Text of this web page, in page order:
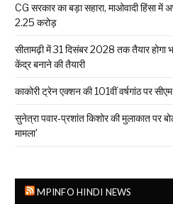
CG सरकार का बड़ा सहारा, माओवादी हिंसा में
₹2.25 करोड़
सीतामढ़ी में 31 दिसंबर 2028 तक तैयार होगा
केंद्र बनाने की तैयारी
काकोरी ट्रेन एक्शन की 101वीं वर्षगांठ पर
सुनेत्रा पवार-प्रशांत किशोर की मुलाकात पर
मामला’
MPINFO HINDI NEWS